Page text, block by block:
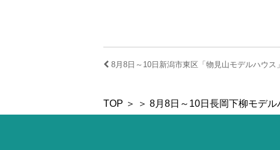
8月8日～10日新潟市東区「物見山モデルハウス
TOP ＞ ＞ 8月8日～10日長岡下柳モデ